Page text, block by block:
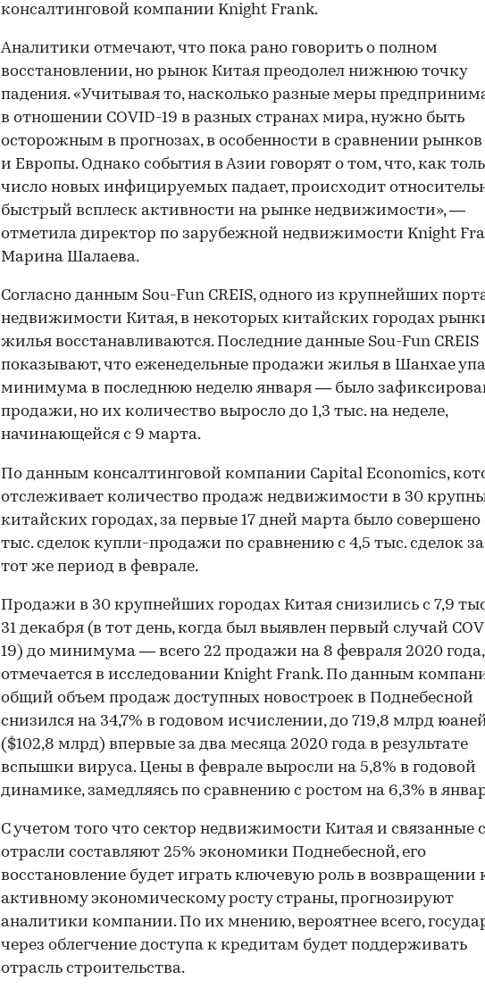
консалтинговой компании Knight Frank.
Аналитики отмечают, что пока рано говорить о полном
восстановлении, но рынок Китая преодолел нижнюю точку
падения. «Учитывая то, насколько разные меры
в отношении COVID-19 в разных странах мира, нужно быть
осторожным в прогнозах, в особенности в сравнении
и Европы. Однако события в Азии говорят о том, что, как
число новых инфицируемых падает, происходит
быстрый всплеск активности на рынке недвижимости», —
отметила директор по зарубежной недвижимости Knight
Марина Шалаева.
Согласно данным Sou-Fun CREIS, одного из крупнейших
недвижимости Китая, в некоторых китайских городах
жилья восстанавливаются. Последние данные Sou-Fun CREIS
показывают, что еженедельные продажи жилья в Шанхае
минимума в последнюю неделю января — было
продажи, но их количество выросло до 1,3 тыс. на неделе,
начинающейся с 9 марта.
По данным консалтинговой компании Capital Economics,
отслеживает количество продаж недвижимости в 30
китайских городах, за первые 17 дней марта было совершено
тыс. сделок купли-продажи по сравнению с 4,5 тыс. сделок за
тот же период в феврале.
Продажи в 30 крупнейших городах Китая снизились с 7,9
31 декабря (в тот день, когда был выявлен первый случай
19) до минимума — всего 22 продажи на 8 февраля 2020 года,
отмечается в исследовании Knight Frank. По данным
общий объем продаж доступных новостроек в Поднебесной
снизился на 34,7% в годовом исчислении, до 719,8 млрд
($102,8 млрд) впервые за два месяца 2020 года в результате
вспышки вируса. Цены в феврале выросли на 5,8% в годовой
динамике, замедляясь по сравнению с ростом на 6,3% в
С учетом того что сектор недвижимости Китая и связанные
отрасли составляют 25% экономики Поднебесной, его
восстановление будет играть ключевую роль в возвращении
активному экономическому росту страны, прогнозируют
аналитики компании. По их мнению, вероятнее всего,
через облегчение доступа к кредитам будет поддерживать
отрасль строительства.